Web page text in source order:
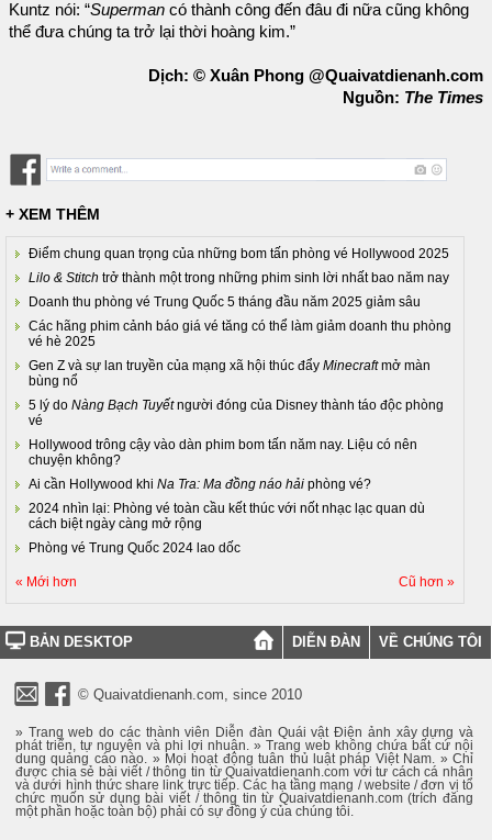
Kuntz nói: “Superman có thành công đến đâu đi nữa cũng không
thể đưa chúng ta trở lại thời hoàng kim.”
Dịch: © Xuân Phong @Quaivatdienanh.com
Nguồn: The Times
+ XEM THÊM
Điểm chung quan trọng của những bom tấn phòng vé Hollywood 2025
Lilo & Stitch trở thành một trong những phim sinh lời nhất bao năm nay
Doanh thu phòng vé Trung Quốc 5 tháng đầu năm 2025 giảm sâu
Các hãng phim cảnh báo giá vé tăng có thể làm giảm doanh thu phòng
vé hè 2025
Gen Z và sự lan truyền của mạng xã hội thúc đẩy Minecraftmở màn
bùng nổ
5 lý do Nàng Bạch Tuyếtngười đóng của Disney thành táo độc phòng
vé
Hollywood trông cậy vào dàn phim bom tấn năm nay. Liệu có nên
chuyện không?
Ai cần Hollywood khi Na Tra: Ma đồng náo hải phòng vé?
2024 nhìn lại: Phòng vé toàn cầu kết thúc với nốt nhạc lạc quan dù
cách biệt ngày càng mở rộng
Phòng vé Trung Quốc 2024 lao dốc
« Mới hơn Cũ hơn »
BẢN DESKTOP DIỄN ĐÀN VỀ CHÚNG TÔI
© Quaivatdienanh.com, since 2010
» Trang web do các thành viên Diễn đàn Quái vật Điện ảnh xây dựng và
phát triển, tự nguyện và phi lợi nhuận. » Trang web không chứa bất cứ nội
dung quảng cáo nào. » Mọi hoạt động tuân thủ luật pháp Việt Nam. » Chỉ
được chia sẻ bài viết / thông tin từ Quaivatdienanh.com với tư cách cá nhân
và dưới hình thức share link trực tiếp. Các hạ tầng mạng / website / đơn vị tổ
chức muốn sử dụng bài viết / thông tin từ Quaivatdienanh.com (trích đăng
một phần hoặc toàn bộ) phải có sự đồng ý của chúng tôi.